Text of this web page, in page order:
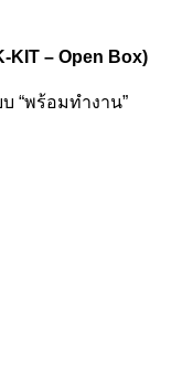
– Open Box)
“พร้อมทำงาน”